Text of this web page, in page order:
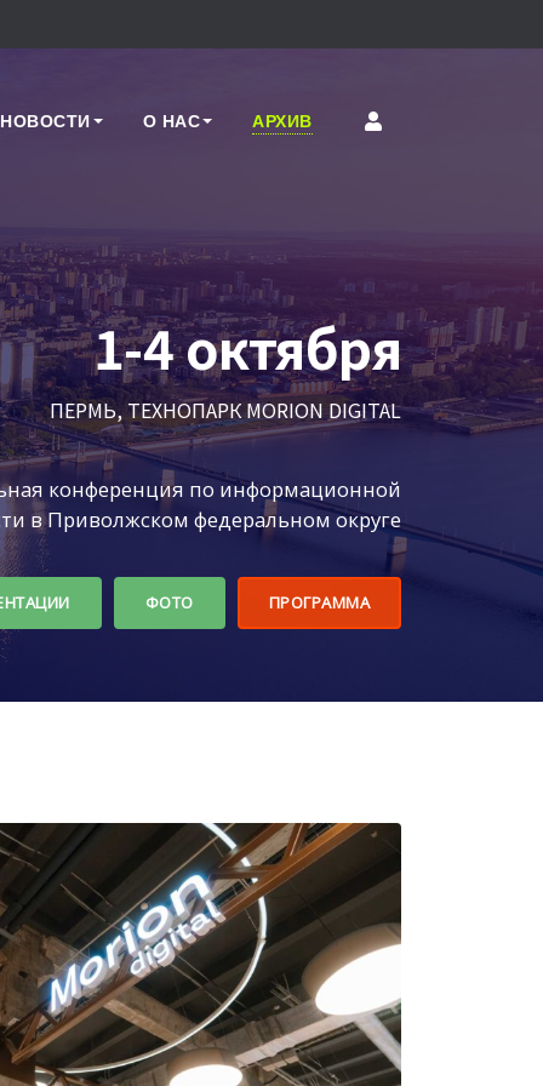
НОВОСТИ О НАС АРХИВ
1-4 октября
ПЕРМЬ, ТЕХНОПАРК MORION DIGITAL
конференция по информационной
в Приволжском федеральном округе
ФОТО ПРОГРАММА